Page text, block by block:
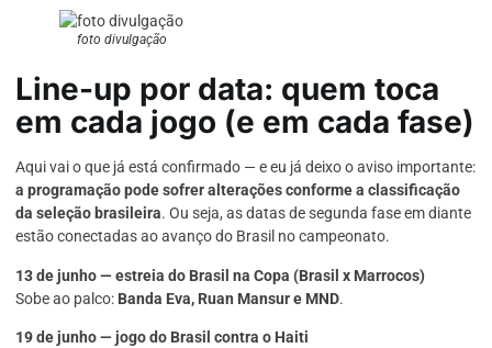
foto divulgação
Line-up por data: quem toca
em cada jogo (e em cada fase)
Aqui vai o que já está confirmado — e eu já deixo o aviso importante:
a programação pode sofrer alterações conforme a classificação
da seleção brasileira. Ou seja, as datas de segunda fase em diante
estão conectadas ao avanço do Brasil no campeonato.
13 de junho — estreia do Brasil na Copa (Brasil x Marrocos)
Sobe ao palco: Banda Eva, Ruan Mansur e MND.
19 de junho — jogo do Brasil contra o Haiti